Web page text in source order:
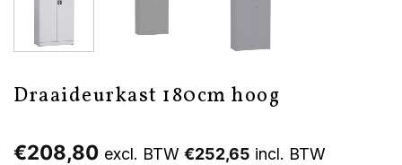
Draaideurkast 180cm hoog
€208,80 excl. BTW €252,65 incl. BTW